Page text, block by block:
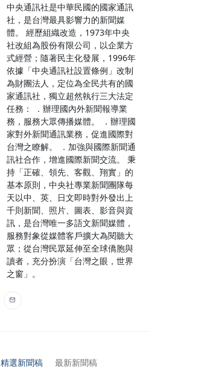
中央通訊社是中華民國的國家通訊
社，是台灣最具影響力的新聞媒
體。 經歷組織改造，1973年中央
社改組為股份有限公司，以企業方
式經營；隨著民主化發展，1996年
依據「中央通訊社設置條例」改制
為財團法人，定位為全民共有的國
家通訊社，獨立超然執行三大法定
任務： ．辦理國內外新聞報導業
務，服務大眾傳播媒體。 ．辦理國
家對外新聞通訊業務，促進國際對
台灣之瞭解。 ．加強與國際新聞通
訊社合作，增進國際新聞交流。 秉
持「正確、領先、客觀、翔實」的
基本原則，中央社專業新聞團隊每
天以中、英、日文即時對外發出上
千則新聞、照片、圖表、影音與資
訊，是台灣唯一多語文新聞媒體，
服務對象從媒體客戶擴大為閱聽大
眾；從台灣民眾延伸至全球僑胞與
讀者，充分扮演「台灣之眼，世界
之窗」。
精選新聞稿 最新新聞稿